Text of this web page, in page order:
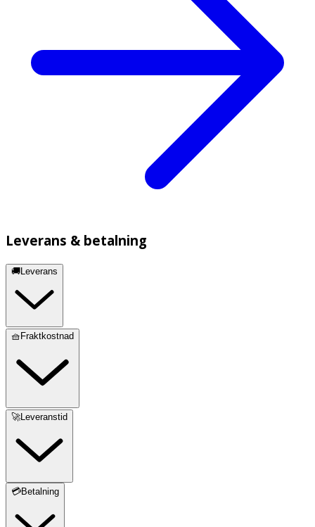
Leverans & betalning
🚚Leverans
🧺Fraktkostnad
🚀Leveranstid
💳Betalning